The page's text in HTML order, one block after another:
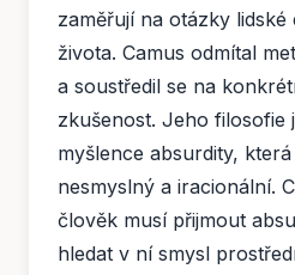
zaměřují na otázky lidské
života. Camus odmítal
a soustředil se na
zkušenost. Jeho filosofie
myšlence absurdity,
nesmyslný a iracionální.
člověk musí přijmout
hledat v ní smysl